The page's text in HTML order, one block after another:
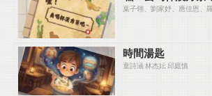
葉子翎、劉家妤、應佳恩、
時間湯匙
童詩涵 林杰妘 邱庭慎